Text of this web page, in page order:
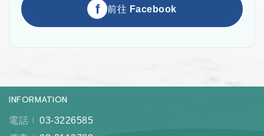
f 前往 Facebook
INFORMATION
電話
03-3226585